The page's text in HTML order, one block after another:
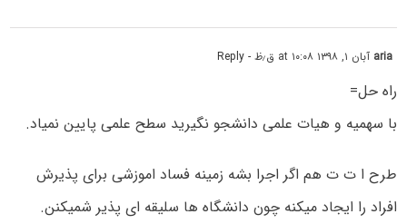
aria آبان ۱, ۱۳۹۸ at ۱۰:۰۸ ق٫ظ - Reply
راه حل=
با سهمیه و هیات علمی دانشجو نگیرید سطح علمی پایین نمیاد.
طرح ا ت ت هم اگر اجرا بشه زمینه فساد اموزشی برای پذیرش
افراد را ایجاد میکنه چون دانشگاه ها سلیقه ای پذیر شمیکنن.